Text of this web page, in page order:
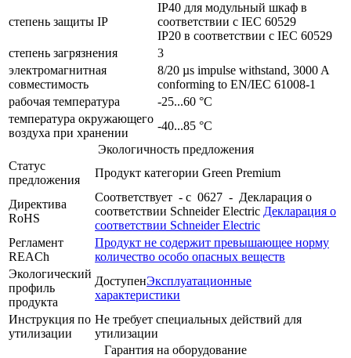
cтепень защиты IP
IP40 для модульный шкаф в
соответствии с IEC 60529
IP20 в соответствии с IEC 60529
степень загрязнения
3
электромагнитная
совместимость
8/20 µs impulse withstand, 3000 A
conforming to EN/IEC 61008-1
рабочая температура
-25...60 °C
температура окружающего
воздуха при хранении
-40...85 °C
Экологичность предложения
Статус
предложения
Продукт категории Green Premium
Директива
RoHS
Соответствует - с 0627 - Декларация о
соответствии Schneider Electric Декларация о
соответствии Schneider Electric
Регламент
REACh
Продукт не содержит превышающее норму
количество особо опасных веществ
Экологический
профиль
продукта
ДоступенЭксплуатационные
характеристики
Инструкция по
утилизации
Не требует специальных действий для
утилизации
Гарантия на оборудование